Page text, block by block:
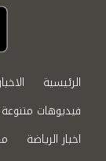
الرئيسية
فيديوهات متنوعة
اخبار الرياضة